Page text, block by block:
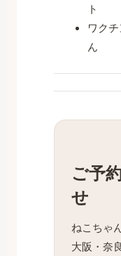
ト
ワク
ん
ご予
せ
ねこちゃ
大阪・奈